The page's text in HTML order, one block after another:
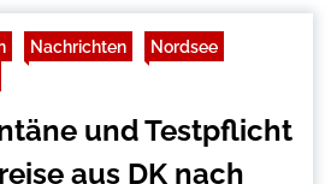
Nachrichten
Nordsee
und Testpflicht
aus DK nach